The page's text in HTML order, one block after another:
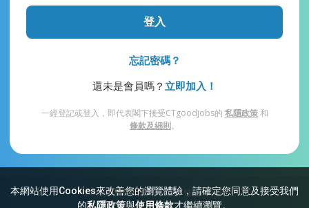
本網站使用Cookies來改善您的瀏覽體驗，請確定您同意及接受我們
的私隱政策與使用條款才繼續瀏覽。
登入
忘記密碼？
還未是會員嗎？ 立即加入！
一經登記或登入，即代表閣下接受CTgoodjobs的 私隱政策和
條款及細則。
網站索引 常見問題 私隱 條款及細則